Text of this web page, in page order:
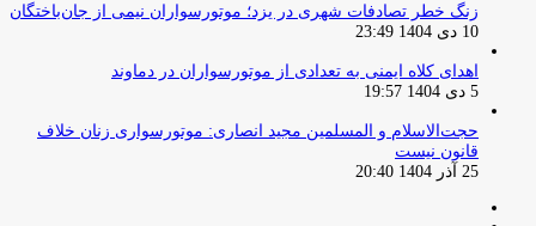
زنگ خطر تصادفات شهری در یزد؛ موتورسواران نیمی از جان‌باختگان
10 دی 1404 23:49
اهدای کلاه ایمنی به تعدادی از موتورسواران در دماوند
5 دی 1404 19:57
حجت‌الاسلام و المسلمین مجید انصاری: موتورسواری زنان خلاف
قانون نیست
25 آذر 1404 20:40